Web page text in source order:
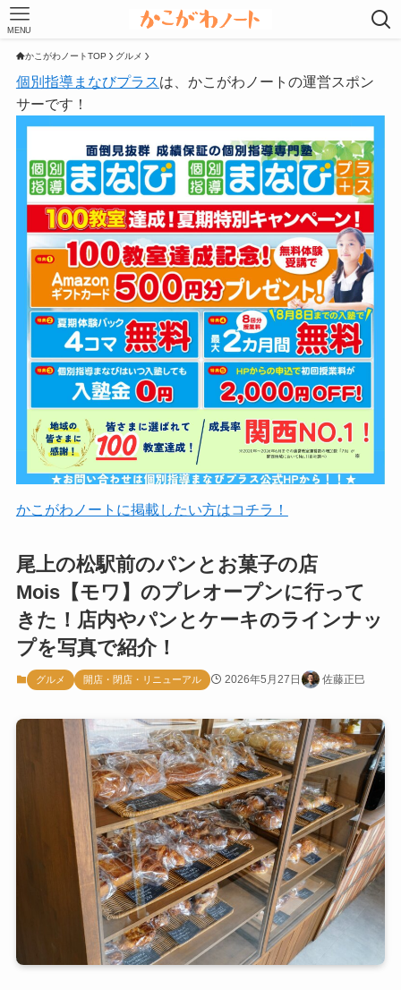
MENU
かこがわノートTOP グルメ
個別指導まなびプラスは、かこがわノートの運営スポン
サーです！
かこがわノートに掲載したい方はコチラ！
尾上の松駅前のパンとお菓子の店
Mois【モワ】のプレオープンに行って
きた！店内やパンとケーキのラインナッ
プを写真で紹介！
グルメ 開店・閉店・リニューアル 2026年5月27日 佐藤正巳